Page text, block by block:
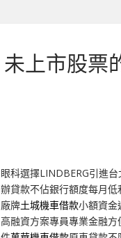
未上市股票
眼科選擇LINDBERG引進
辦貸款不佔銀行額度每月低
廠牌土城機車借款小額資金
高融資方案專員專業金融方